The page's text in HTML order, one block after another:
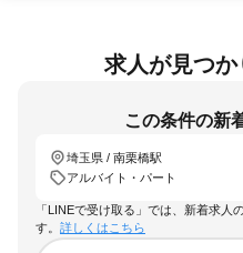
求人が見つ
この条件の新
埼玉県 / 南栗橋駅
アルバイト・パート
「LINEで受け取る」では、新着求人
す。 詳しくはこちら